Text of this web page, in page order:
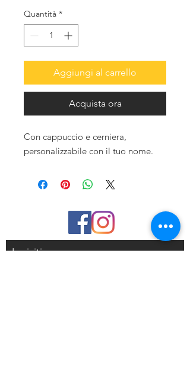
Quantità *
Aggiungi al carrello
Acquista ora
Con cappuccio e cerniera,
personalizzabile con il tuo nome.
Iscriviti